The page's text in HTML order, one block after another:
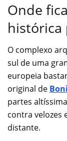
Onde
histórica
O complexo
sul de uma
europeia
original de
partes
contra velozes
distante.